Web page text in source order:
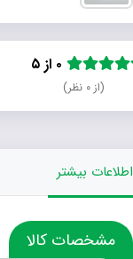
(از ۰ نظر)
اطلاعات بیشتر
مشخصات کالا